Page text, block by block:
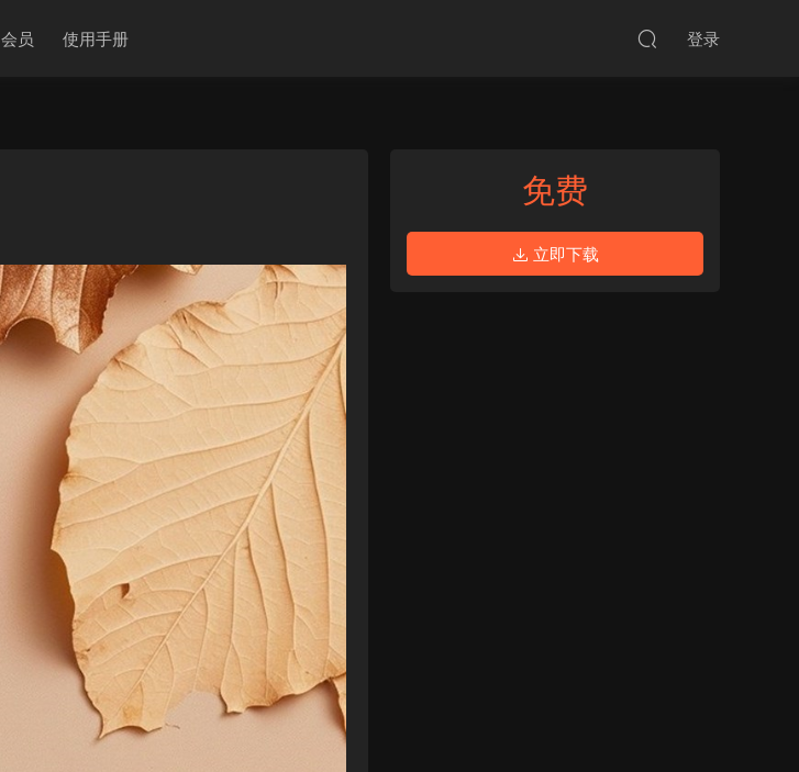
会员 使用手册 登录
免费
立即下载